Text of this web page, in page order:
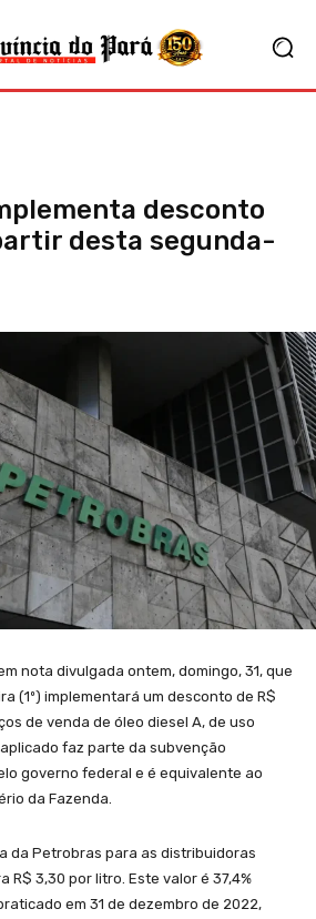
desconto
desta segunda-
nota divulgada ontem, domingo, 31, que
(1º) implementará um desconto de R$
de venda de óleo diesel A, de uso
faz parte da subvenção
governo federal e é equivalente ao
da Fazenda.
da Petrobras para as distribuidoras
R$ 3,30 por litro. Este valor é 37,4%
em 31 de dezembro de 2022,